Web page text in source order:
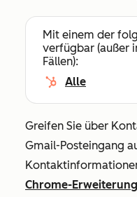
Mit einem der
verfügbar (außer
Fällen):
Alle
Greifen Sie über
Gmail-Posteingang
Chrome-Erweiterung